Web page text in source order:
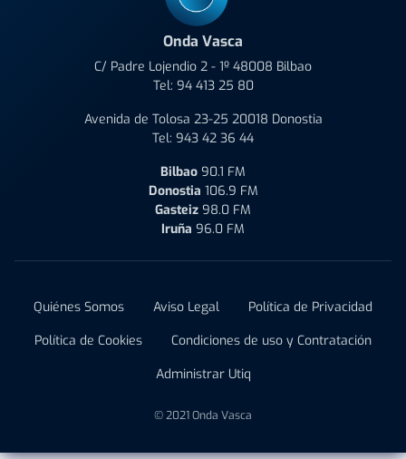
Onda Vasca
C/ Padre Lojendio 2 - 1º 48008 Bilbao
Tel: 94 413 25 80
Avenida de Tolosa 23-25 20018 Donostia
Tel: 943 42 36 44
Bilbao 90.1 FM
Donostia 106.9 FM
Gasteiz 98.0 FM
Iruña 96.0 FM
Quiénes Somos Aviso Legal
Política de Privacidad
Política de Cookies
Condiciones de uso y Contratación
Administrar Utiq
© 2021 Onda Vasca